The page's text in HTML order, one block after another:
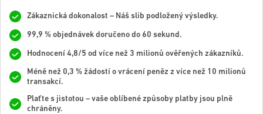
Zákaznická dokonalost – Náš slib podložený výsledky.
99,9 % objednávek doručeno do 60 sekund.
Hodnocení 4,8/5 od více než 3 milionů ověřených zákazníků.
Méně než 0,3 % žádostí o vrácení peněz z více než 10 milionů
transakcí.
Plaťte s jistotou – vaše oblíbené způsoby platby jsou plně
chráněny.